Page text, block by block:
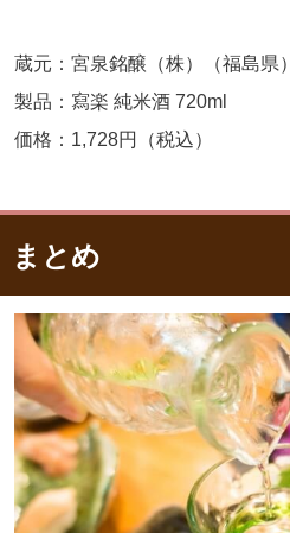
蔵元：宮泉銘醸（株）（福島県）
製品：寫楽 純米酒 720ml
価格：1,728円（税込）
まとめ